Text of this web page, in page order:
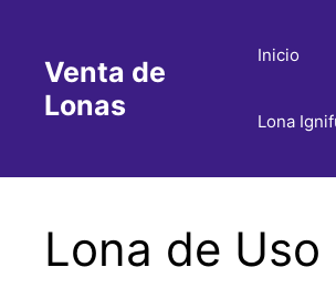
contenidoVenta de
Lonas
Inicio
Lona
Lona de